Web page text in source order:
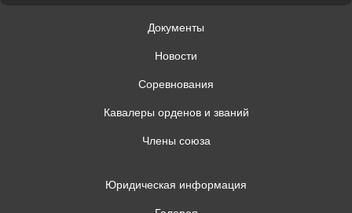
Документы
Новости
Соревнования
Кавалеры орденов и званий
Члены союза
Юридическая информация